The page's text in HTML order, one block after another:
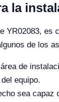
la
YR02083,
de los
de
equipo.
sea capaz